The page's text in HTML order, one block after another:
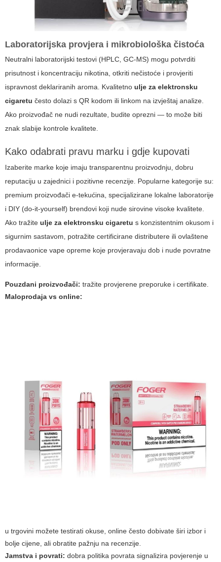
Laboratorijska provjera i mikrobiološka čistoća
Neutralni laboratorijski testovi (HPLC, GC-MS) mogu potvrditi
prisutnost i koncentraciju nikotina, otkriti nečistoće i provjeriti
ispravnost deklariranih aroma. Kvalitetno ulje za elektronsku
cigaretu često dolazi s QR kodom ili linkom na izvještaj analize.
Ako proizvođač ne nudi rezultate, budite oprezni — to može biti
znak slabije kontrole kvalitete.
Kako odabrati pravu marku i gdje kupovati
Izaberite marke koje imaju transparentnu proizvodnju, dobru
reputaciju u zajednici i pozitivne recenzije. Popularne kategorije su:
premium proizvođači e-tekućina, specijalizirane lokalne laboratorije
i DIY (do-it-yourself) brendovi koji nude sirovine visoke kvalitete.
Ako tražite ulje za elektronsku cigaretu s konzistentnim okusom i
sigurnim sastavom, potražite certificirane distributere ili ovlaštene
prodavaonice vape opreme koje provjeravaju dob i nude povratne
informacije.
Pouzdani proizvođači: tražite provjerene preporuke i certifikate.
Maloprodaja vs online:
u trgovini možete testirati okuse, online često dobivate širi izbor i
bolje cijene, ali obratite pažnju na recenzije.
Jamstva i povrati: dobra politika povrata signalizira povjerenje u